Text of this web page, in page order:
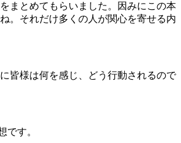
まとめてもらいました。因みにこの本
。それだけ多くの人が関心を寄せる内
皆様は何を感じ、どう行動されるので
です。